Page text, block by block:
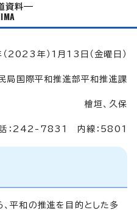
資料
2023年）1月13日（金曜日）
局国際平和推進部平和推進課
檜垣、久保
：242-7831 内線：5801
、平和の推進を目的とした多